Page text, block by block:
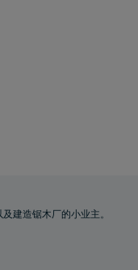
建造锯木厂的小业主。